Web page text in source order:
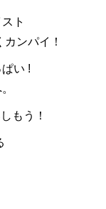
ト
ンパイ！
い !
もう！